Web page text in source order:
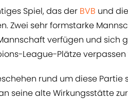
Spiel, das der BVB und
Zwei sehr formstarke
verfügen und sich
League-Plätze verpassen
rund um diese Partie
seine alte Wirkungsstätte